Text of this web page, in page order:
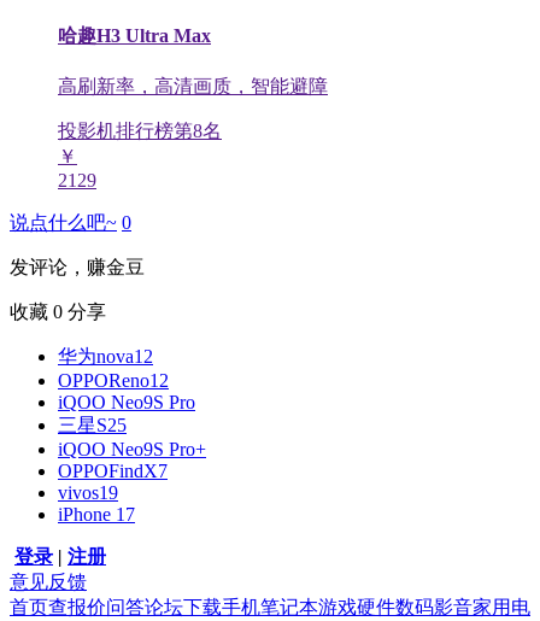
哈趣H3 Ultra Max
高刷新率，高清画质，智能避障
投影机排行榜第8名
￥
2129
说点什么吧~ 0
发评论，赚金豆
收藏 0 分享
华为nova12
OPPOReno12
iQOO Neo9S Pro
三星S25
iQOO Neo9S Pro+
OPPOFindX7
vivos19
iPhone 17
登录 | 注册
意见反馈
首页查报价问答论坛下载手机笔记本游戏硬件数码影音家用电